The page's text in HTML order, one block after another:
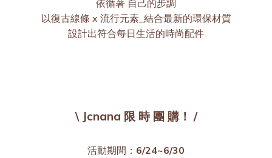
依循著 自己的步調
以復古線條 x 流行元素_結合最新的環保材質
設計出符合每日生活的時尚配件
\ Jcnana 限 時 團 購！ /
活動期間： 6/24~6/30